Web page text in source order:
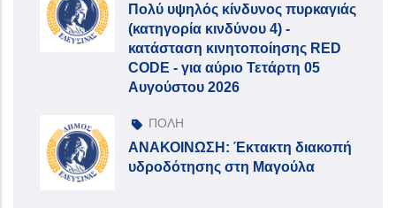
Πολύ υψηλός κίνδυνος πυρκαγιάς
(κατηγορία κινδύνου 4) -
κατάσταση κινητοποίησης RED
CODE - για αύριο Τετάρτη 05
Αυγούστου 2026
ΠΟΛΗ
ΑΝΑΚΟΙΝΩΣΗ: Έκτακτη διακοπή
υδροδότησης στη Μαγούλα